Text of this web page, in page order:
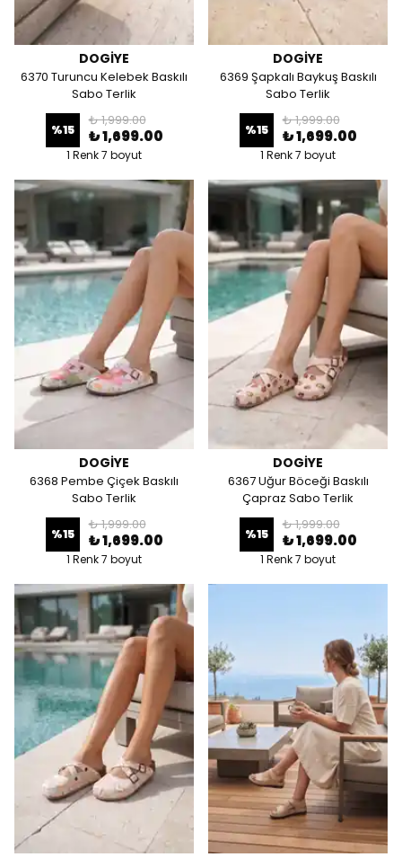
DOGİYE
6370 Turuncu Kelebek Baskılı
Sabo Terlik
%15
₺ 1,999.00
₺ 1,699.00
1 Renk 7 boyut
DOGİYE
6369 Şapkalı Baykuş Baskılı
Sabo Terlik
%15
₺ 1,999.00
₺ 1,699.00
1 Renk 7 boyut
DOGİYE
6368 Pembe Çiçek Baskılı
Sabo Terlik
%15
₺ 1,999.00
₺ 1,699.00
1 Renk 7 boyut
DOGİYE
6367 Uğur Böceği Baskılı
Çapraz Sabo Terlik
%15
₺ 1,999.00
₺ 1,699.00
1 Renk 7 boyut